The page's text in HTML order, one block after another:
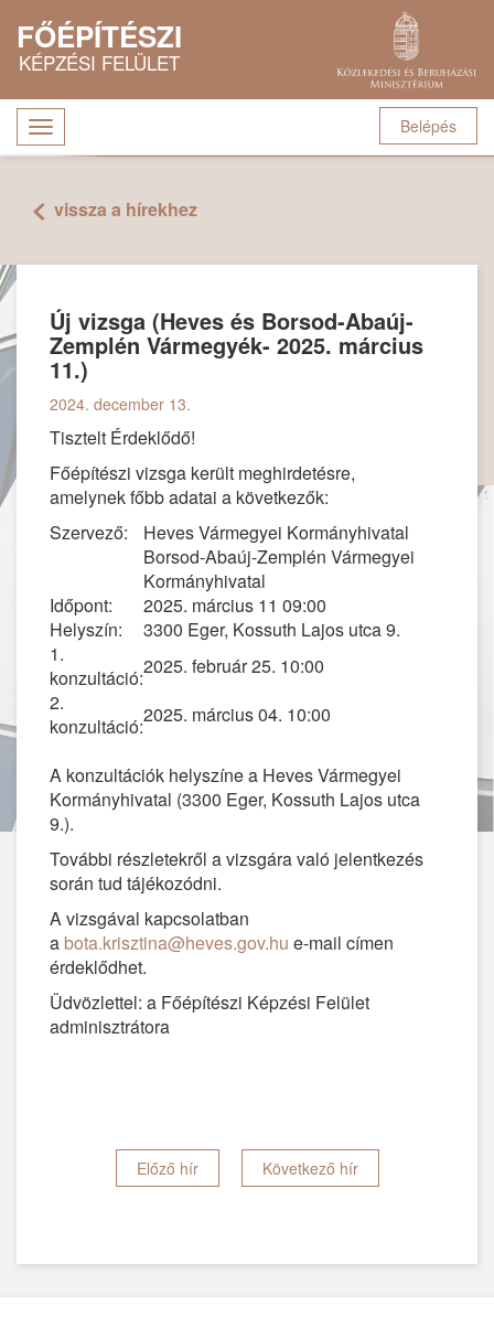
FŐÉPÍTÉSZI
KÉPZÉSI FELÜLET
Navigáció
átkapcsolása
Belépés
vissza a hírekhez
Új vizsga (Heves és Borsod-Abaúj-
Zemplén Vármegyék- 2025. március
11.)
2024. december 13.
Tisztelt Érdeklődő!
Főépítészi vizsga került meghirdetésre,
amelynek főbb adatai a következők:
Szervező:
Heves Vármegyei Kormányhivatal
Borsod-Abaúj-Zemplén Vármegyei
Kormányhivatal
Időpont:
2025. március 11 09:00
Helyszín:
3300 Eger, Kossuth Lajos utca 9.
1.
konzultáció:2025. február 25. 10:00
2.
konzultáció:2025. március 04. 10:00
A konzultációk helyszíne a Heves Vármegyei
Kormányhivatal (3300 Eger, Kossuth Lajos utca
9.).
További részletekről a vizsgára való jelentkezés
során tud tájékozódni.
A vizsgával kapcsolatban
a bota.krisztina@heves.gov.hu e-mail címen
érdeklődhet.
Üdvözlettel: a Főépítészi Képzési Felület
adminisztrátora
Előző hír Következő hír